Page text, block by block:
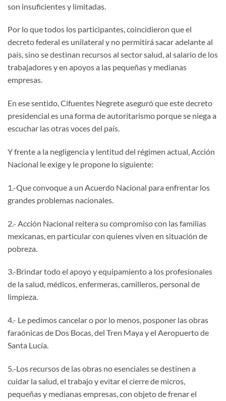
son insuficientes y limitadas.
Por lo que todos los participantes, coincidieron que el
decreto federal es unilateral y no permitirá sacar adelante al
país, sino se destinan recursos al sector salud, al salario de los
trabajadores y en apoyos a las pequeñas y medianas
empresas.
En ese sentido, Cifuentes Negrete aseguró que este decreto
presidencial es una forma de autoritarismo porque se niega a
escuchar las otras voces del país.
Y frente a la negligencia y lentitud del régimen actual, Acción
Nacional le exige y le propone lo siguiente:
1.-Que convoque a un Acuerdo Nacional para enfrentar los
grandes problemas nacionales.
2.- Acción Nacional reitera su compromiso con las familias
mexicanas, en particular con quienes viven en situación de
pobreza.
3.-Brindar todo el apoyo y equipamiento a los profesionales
de la salud, médicos, enfermeras, camilleros, personal de
limpieza.
4.- Le pedimos cancelar o por lo menos, posponer las obras
faraónicas de Dos Bocas, del Tren Maya y el Aeropuerto de
Santa Lucía.
5.-Los recursos de las obras no esenciales se destinen a
cuidar la salud, el trabajo y evitar el cierre de micros,
pequeñas y medianas empresas, con objeto de frenar el